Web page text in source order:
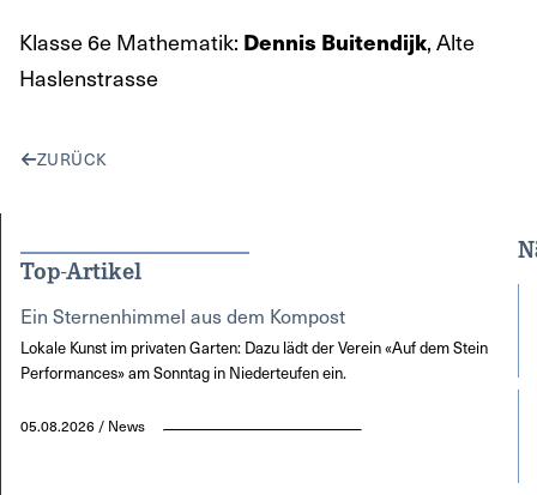
Klasse 6e Mathematik: Dennis Buitendijk, Alte
Haslenstrasse
ZURÜCK
Top-Artikel
Ein Sternenhimmel aus dem Kompost
Lokale Kunst im privaten Garten: Dazu lädt der Verein «Auf dem Stein
Performances» am Sonntag in Niederteufen ein.
05.08.2026 / News